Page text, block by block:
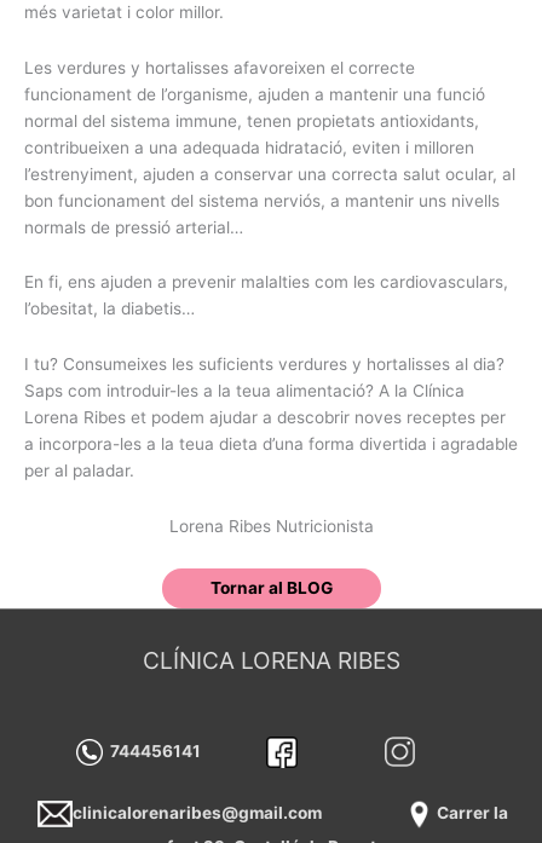
més varietat i color millor.
Les verdures y hortalisses afavoreixen el correcte
funcionament de l’organisme, ajuden a mantenir una funció
normal del sistema immune, tenen propietats antioxidants,
contribueixen a una adequada hidratació, eviten i milloren
l’estrenyiment, ajuden a conservar una correcta salut ocular, al
bon funcionament del sistema nerviós, a mantenir uns nivells
normals de pressió arterial…
En fi, ens ajuden a prevenir malalties com les cardiovasculars,
l’obesitat, la diabetis…
I tu? Consumeixes les suficients verdures y hortalisses al dia?
Saps com introduir-les a la teua alimentació? A la Clínica
Lorena Ribes et podem ajudar a descobrir noves receptes per
a incorpora-les a la teua dieta d’una forma divertida i agradable
per al paladar.
Lorena Ribes Nutricionista
Tornar al BLOG
CLÍNICA LORENA RIBES
744456141
clinicalorenaribes@gmail.com
Carrer la